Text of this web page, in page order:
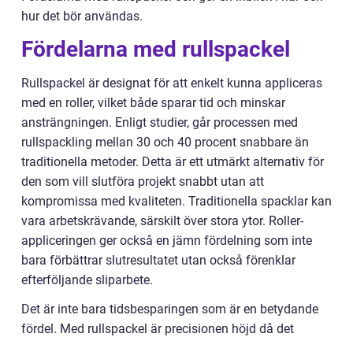
hur det bör användas.
Fördelarna med rullspackel
Rullspackel är designat för att enkelt kunna appliceras
med en roller, vilket både sparar tid och minskar
ansträngningen. Enligt studier, går processen med
rullspackling mellan 30 och 40 procent snabbare än
traditionella metoder. Detta är ett utmärkt alternativ för
den som vill slutföra projekt snabbt utan att
kompromissa med kvaliteten. Traditionella spacklar kan
vara arbetskrävande, särskilt över stora ytor. Roller-
appliceringen ger också en jämn fördelning som inte
bara förbättrar slutresultatet utan också förenklar
efterföljande sliparbete.
Det är inte bara tidsbesparingen som är en betydande
fördel. Med rullspackel är precisionen höjd då det